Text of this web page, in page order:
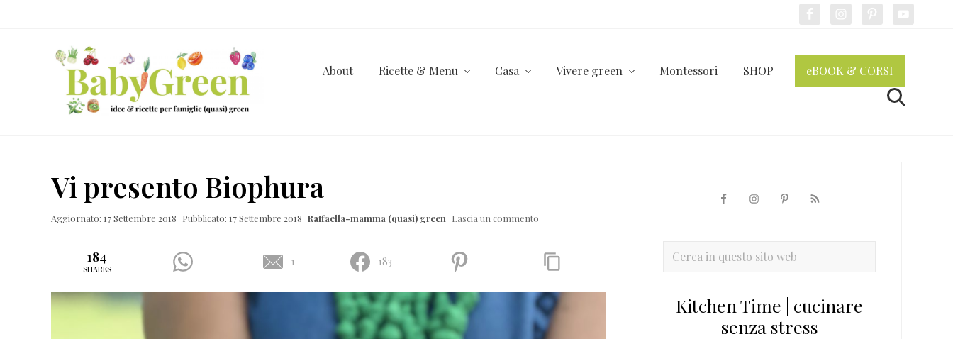
ricette
per
About Ricette & Menu Casa Vivere green Montessori SHOP eBOOK & CORSI
Cerca
Vi presento Biophura
Aggiornato: 17 Settembre 2018 Pubblicato: 17 Settembre 2018 Raffaella-mamma (quasi) green Lascia un commento
184
SHARES
1 183
primaria
Cerca
sitoKitchen Time | cucinare
senza stress